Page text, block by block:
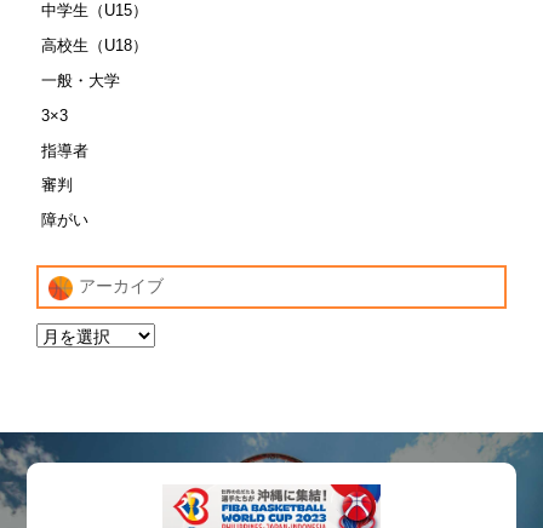
中学生（U15）
高校生（U18）
一般・大学
3×3
指導者
審判
障がい
アーカイブ